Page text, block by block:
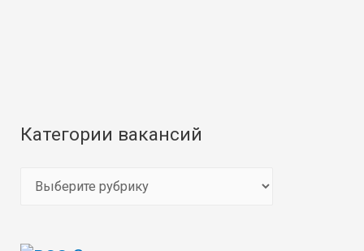
Категории вакансий